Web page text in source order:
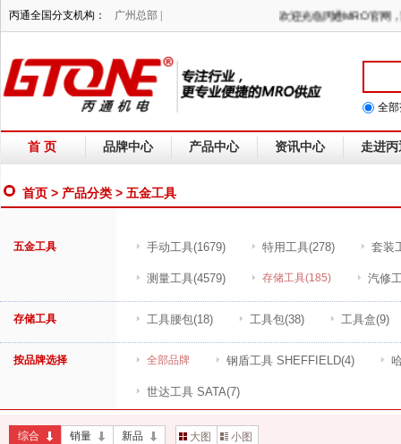
丙通全国分支机构： 广州总部 | 欢迎光临丙通MRO
全
首 页 品牌中心 产品中心 资讯中心 走进丙
首页 > 产品分类 > 五金工具
五金工具 手动工具(1679) 特用工具(278) 套装
测量工具(4579) 存储工具(185) 汽修
存储工具 工具腰包(18) 工具包(38) 工具盒(9)
按品牌选择 全部品牌 钢盾工具 SHEFFIELD(4)
世达工具 SATA(7)
综合 销量 新品 大图 小图